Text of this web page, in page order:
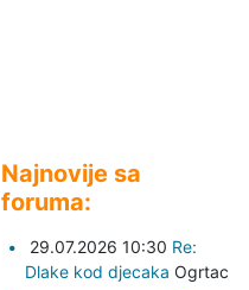
Najnovije sa
foruma:
29.07.2026 10:30 Re:
Dlake kod djecaka Ogrtac